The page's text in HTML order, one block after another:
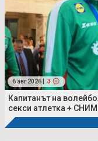
6 авг 2026 | 3
Капитанът на
секси атлетка +